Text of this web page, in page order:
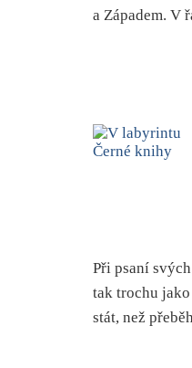
a Západem. V
Při psaní
tak trochu
stát, než